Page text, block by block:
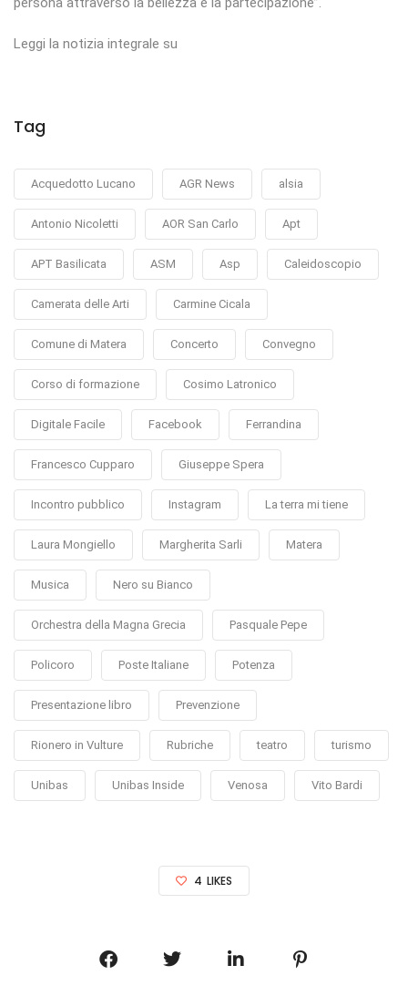
Leggi la notizia integrale su
Tag
Acquedotto Lucano AGR News alsia
Antonio Nicoletti AOR San Carlo Apt
APT Basilicata ASM Asp Caleidoscopio
Camerata delle Arti Carmine Cicala
Comune di Matera Concerto Convegno
Corso di formazione Cosimo Latronico
Digitale Facile Facebook Ferrandina
Francesco Cupparo Giuseppe Spera
Incontro pubblico Instagram La terra mi tiene
Laura Mongiello Margherita Sarli Matera
Musica Nero su Bianco
Orchestra della Magna Grecia Pasquale Pepe
Policoro Poste Italiane Potenza
Presentazione libro Prevenzione
Rionero in Vulture Rubriche teatro turismo
Unibas Unibas Inside Venosa Vito Bardi
4 LIKES